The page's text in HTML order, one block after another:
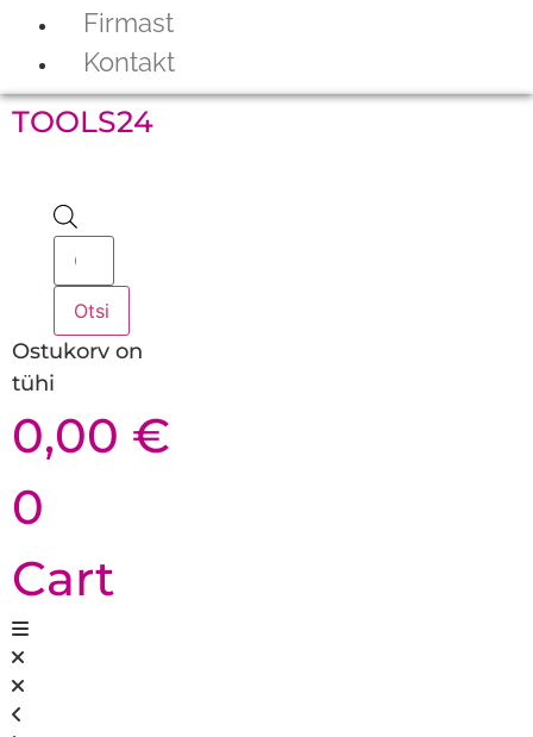
Firmast
Kontakt
TOOLS24
Products
search
Otsi
Ostukorv on
tühi
0,00 €
0
Cart